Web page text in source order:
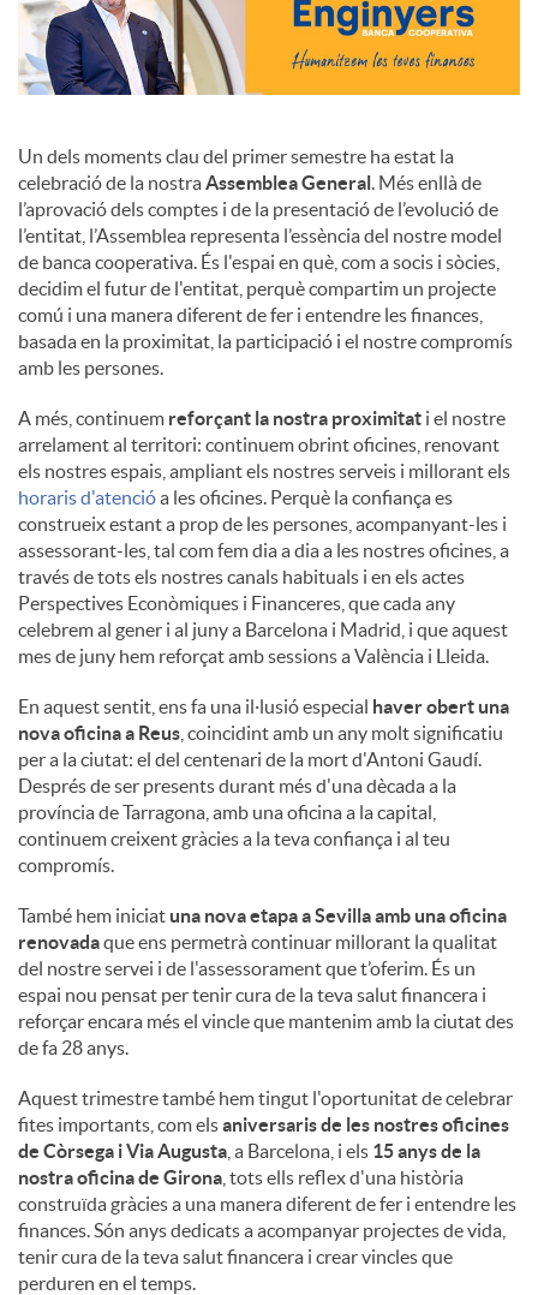
Un dels moments clau del primer semestre ha estat la
celebració de la nostra Assemblea General . Més enllà de
l’aprovació dels comptes i de la presentació de l’evolució de
l’entitat, l’Assemblea representa l’essència del nostre model
de banca cooperativa. És l'espai en què, com a socis i sòcies,
decidim el futur de l'entitat, perquè compartim un projecte
comú i una manera diferent de fer i entendre les finances,
basada en la proximitat, la participació i el nostre compromís
amb les persones.
A més, continuem reforçant la nostra proximitat i el nostre
arrelament al territori: continuem obrint oficines, renovant
els nostres espais, ampliant els nostres serveis i millorant els
horaris d'atencióa les oficines. Perquè la confiança es
construeix estant a prop de les persones, acompanyant-les i
assessorant-les, tal com fem dia a dia a les nostres oficines, a
través de tots els nostres canals habituals i en els actes
Perspectives Econòmiques i Financeres, que cada any
celebrem al gener i al juny a Barcelona i Madrid, i que aquest
mes de juny hem reforçat amb sessions a València i Lleida.
En aquest sentit, ens fa una il·lusió especial haver obert una
nova oficina a Reus , coincidint amb un any molt significatiu
per a la ciutat: el del centenari de la mort d'Antoni Gaudí.
Després de ser presents durant més d'una dècada a la
província de Tarragona, amb una oficina a la capital,
continuem creixent gràcies a la teva confiança i al teu
compromís.
També hem iniciat una nova etapa a Sevilla amb una oficina
renovadaque ens permetrà continuar millorant la qualitat
del nostre servei i de l'assessorament que t’oferim. És un
espai nou pensat per tenir cura de la teva salut financera i
reforçar encara més el vincle que mantenim amb la ciutat des
de fa 28 anys.
Aquest trimestre també hem tingut l'oportunitat de celebrar
fites importants, com elsaniversaris de les nostres oficines
de Còrsega i Via Augusta , a Barcelona, ​​i els 15 anys de la
nostra oficina de Girona , tots ells reflex d'una història
construïda gràcies a una manera diferent de fer i entendre les
finances. Són anys dedicats a acompanyar projectes de vida,
tenir cura de la teva salut financera i crear vincles que
perduren en el temps.